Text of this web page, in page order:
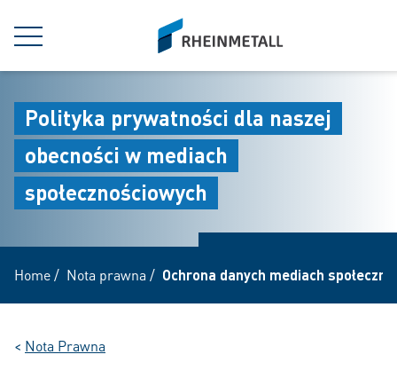
MENU
siteLogo
Polityka prywatności dla naszej
obecności w mediach
społecznościowych
Home/ Nota prawna / Ochrona danych mediach
< Nota Prawna